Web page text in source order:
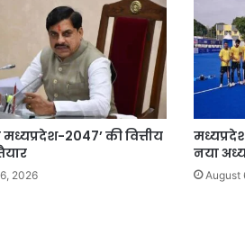
2047’ की वित्तीय
2026
नया
August